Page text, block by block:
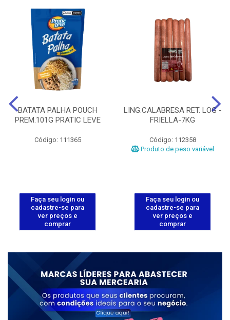
BATATA PALHA POUCH
PREM.101G PRATIC LEVE
Código: 111365
Faça seu login ou
cadastre-se para
ver preços e
comprar
LING.CALABRESA RET. LOG -
FRIELLA-7KG
Código: 112358
Produto de peso variável
Faça seu login ou
cadastre-se para
ver preços e
comprar